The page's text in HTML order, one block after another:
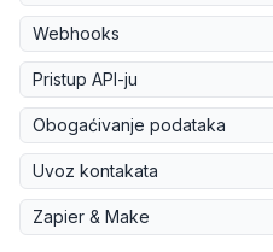
Webhooks
Pristup API-ju
Obogaćivanje podataka
Uvoz kontakata
Zapier & Make